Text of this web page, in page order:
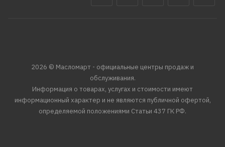
2026 © Масломарт - официальные центры продаж и
обслуживания.
Информация о товарах, услугах и стоимости имеют
информационный характер и не являются публичной офертой,
определяемой положениями Статьи 437 ГК РФ.